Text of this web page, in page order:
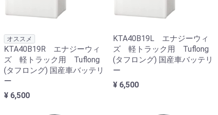
オススメ
KTA40B19R エナジーウィ
ズ 軽トラック用 Tuflong
(タフロング) 国産車バッテリ
ー
¥ 6,500
KTA40B19L エナジーウィ
ズ 軽トラック用 Tuflong
(タフロング) 国産車バッテリ
ー
¥ 6,500